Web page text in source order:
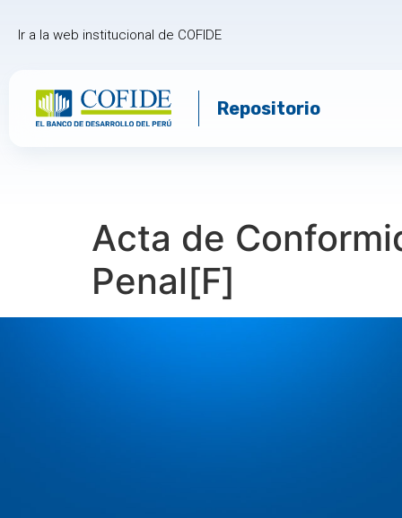
Ir a la web institucional de COFIDE
Repositorio
Acta de
Penal[F]